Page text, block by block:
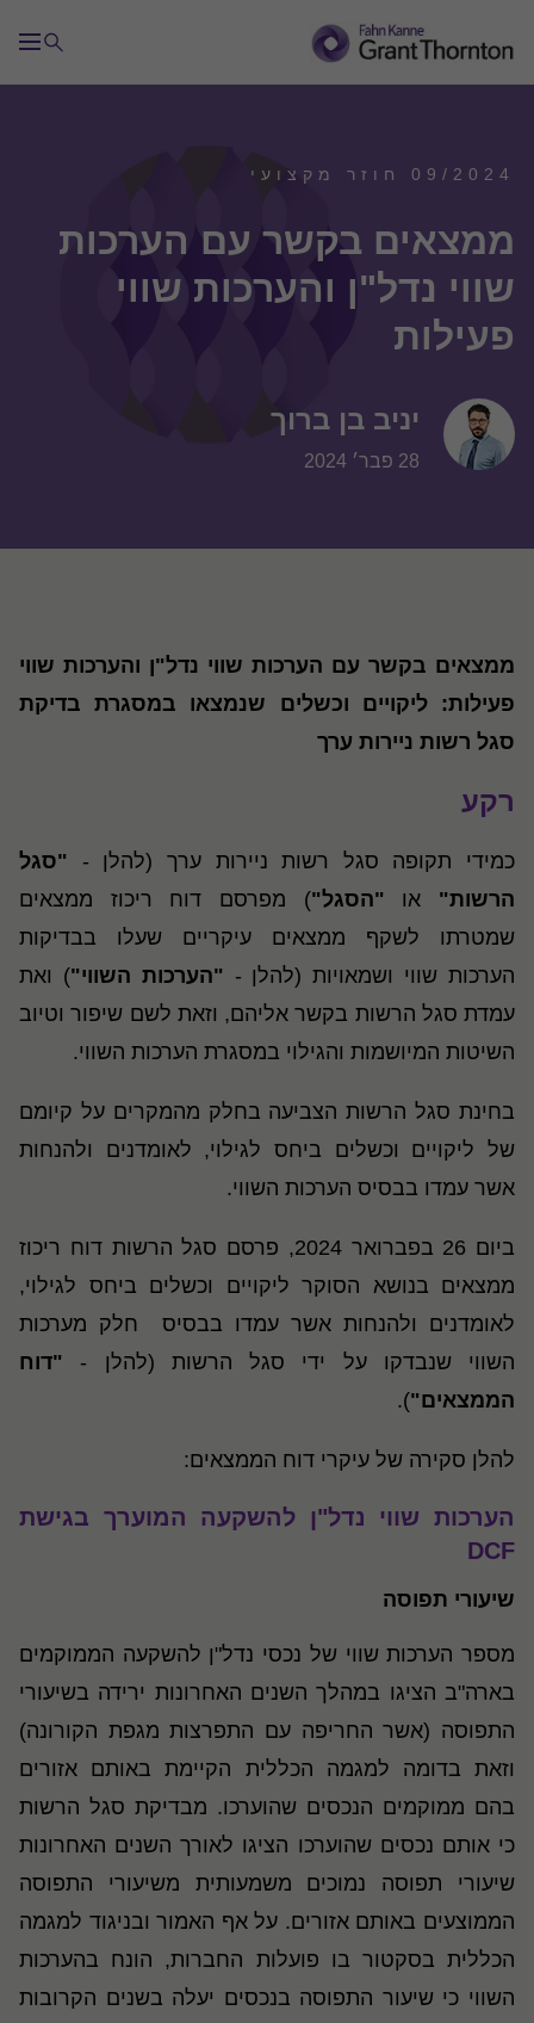
09/2024 חוזר מקצועי
ממצאים בקשר עם הערכות
שווי נדל"ן והערכות שווי
פעילות
יניב בן ברוך
28 פבר׳ 2024
ממצאים בקשר עם הערכות שווי נדל"ן והערכות שווי
פעילות:ליקויים וכשלים שנמצאו במסגרת בדיקת
סגל רשות ניירות ערך
רקע
כמידי תקופה סגל רשות ניירות ערך (להלן - "סגל
הרשות" או "הסגל") מפרסם דוח ריכוז ממצאים
שמטרתו לשקף ממצאים עיקריים שעלו בבדיקות
הערכות שווי ושמאויות (להלן - "הערכות השווי") ואת
עמדת סגל הרשות בקשר אליהם, וזאת לשם שיפור וטיוב
השיטות המיושמות והגילוי במסגרת הערכות השווי.
בחינת סגל הרשות הצביעה בחלק מהמקרים על קיומם
של ליקויים וכשלים ביחס לגילוי, לאומדנים ולהנחות
אשר עמדו בבסיס הערכות השווי.
ביום 26 בפברואר 2024, פרסם סגל הרשות דוח ריכוז
ממצאים בנושא הסוקר ליקויים וכשלים ביחס לגילוי,
לאומדנים ולהנחות אשר עמדו בבסיס חלק מערכות
השווי שנבדקו על ידי סגל הרשות (להלן - "דוח
הממצאים").
להלן סקירה של עיקרי דוח הממצאים:
הערכות שווי נדל"ן להשקעה המוערך בגישת
DCF
שיעורי תפוסה
מספר הערכות שווי של נכסי נדל"ן להשקעה הממוקמים
בארה"ב הציגו במהלך השנים האחרונות ירידה בשיעורי
התפוסה (אשר החריפה עם התפרצות מגפת הקורונה)
וזאת בדומה למגמה הכללית הקיימת באותם אזורים
בהם ממוקמים הנכסים שהוערכו. מבדיקת סגל הרשות
כי אותם נכסים שהוערכו הציגו לאורך השנים האחרונות
שיעורי תפוסה נמוכים משמעותית משיעורי התפוסה
הממוצעים באותם אזורים. על אף האמור ובניגוד למגמה
הכללית בסקטור בו פועלות החברות, הונח בהערכות
השווי כי שיעור התפוסה בנכסים יעלה בשנים הקרובות